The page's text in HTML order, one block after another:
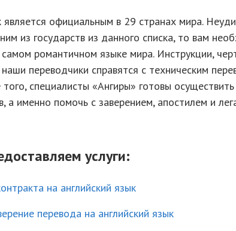
является официальным в 29 странах мира.
из государств из данного списка, то вам
романтичном языке мира. Инструкции,
переводчики справятся с техническим
специалисты «Ангиры» готовы
а именно помочь с заверением, апостилем и
услуги:
на английский язык
перевода на английский язык